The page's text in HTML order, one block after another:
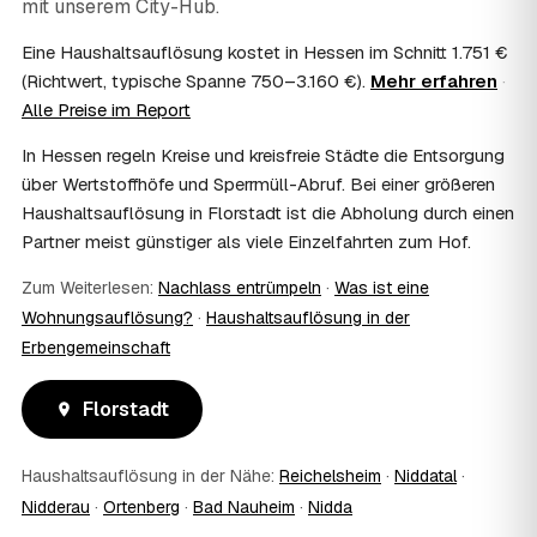
Häufig ja: Im Nachlass können die Kosten einer
Erbschaftsteuer mindern, bei vermieteten Objekten teils
als Werbungskosten. Sie erhalten eine ordentliche
Rechnung als Beleg. Verbindlich klärt das Ihr
08 Muss ich als Erbe in Florstadt vor Ort anwesend
sein?
Nein, Sie müssen nicht durchgängig anwesend sein. Viele
Erben übergeben in Florstadt nur die Schlüssel und
kurze Übergabe zu Beginn und zur besenreinen Abnahme
genügt meist.
09 Bekomme ich einen Entsorgungsnachweis?
Ja. Sie erhalten auf Wunsch einen Entsorgungs- bzw.
Verwertungsnachweis über die fachgerechte Entsorgung.
So ist dokumentiert, dass der Hausstand in Florstadt
10 Wie schnell ist ein Termin in Florstadt frei?
Oft schon innerhalb weniger Tage, in vielen Regionen
mit unserem City-Hub.
Eine Haushaltsauflösung kostet in Hessen im Schnitt 1.751 €
(Richtwert, typische Spanne 750–3.160 €). Mehr erfahren ·
Alle Preise im Report
In Hessen regeln Kreise und kreisfreie Städte die Entsorgung
über Wertstoffhöfe und Sperrmüll-Abruf. Bei einer größeren
Haushaltsauflösung in Florstadt ist die Abholung durch einen
Partner meist günstiger als viele Einzelfahrten zum Hof.
Zum Weiterlesen: Nachlass entrümpeln · Was ist eine
Wohnungsauflösung? · Haushaltsauflösung in der
Erbengemeinschaft
Florstadt
Haushaltsauflösung in der Nähe: Reichelsheim · Niddatal·
Nidderau · Ortenberg · Bad Nauheim · Nidda